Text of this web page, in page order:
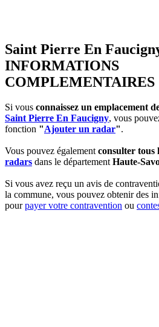
Saint Pierre En
INFORMATIONS
COMPLEMENTAIRES
Si vous connaissez un emplacement
Saint Pierre En Faucigny, vous
fonction "Ajouter un radar".
Vous pouvez égalementconsulter tous
radars dans le départementHaute-
Si vous avez reçu un avis de
la commune, vous pouvez obtenir des
pourpayer votre contravention ou